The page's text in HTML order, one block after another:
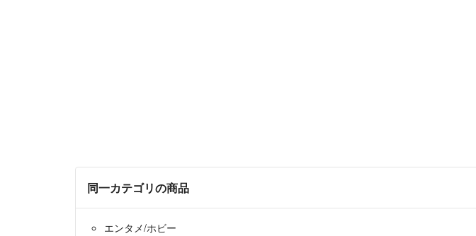
同一カテゴリの商品
エンタメ/ホビー